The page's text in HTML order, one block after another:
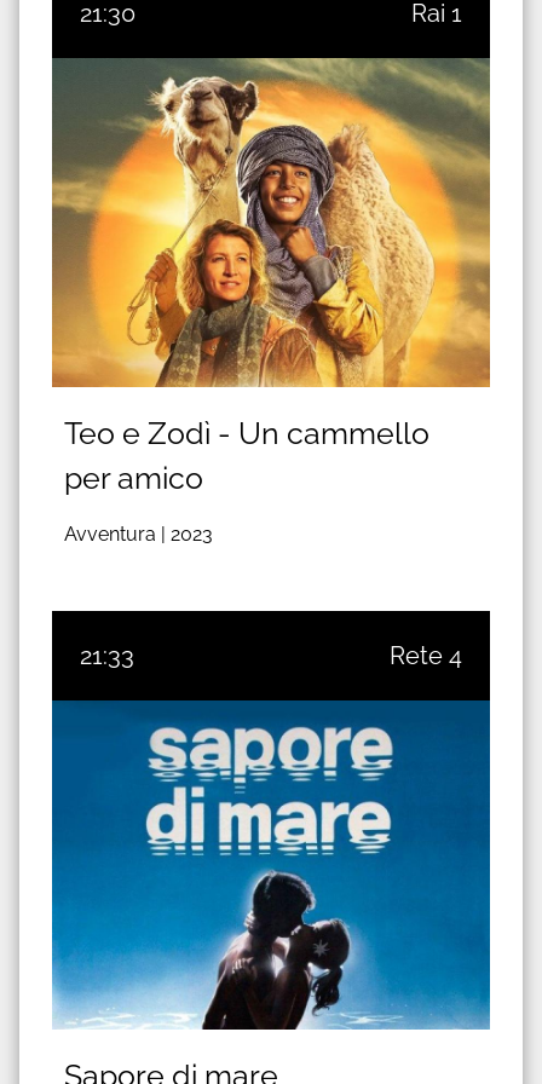
21:30 Rai 1
Teo e Zodì - Un cammello
per amico
Avventura | 2023
21:33 Rete 4
Sapore di mare